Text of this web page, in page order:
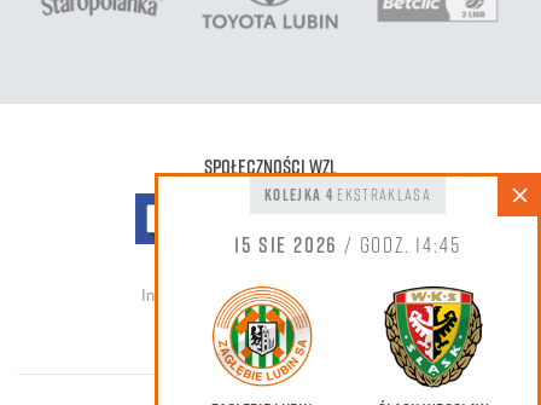
Społeczności WZL
Informacja do zdjęć oraz nagrań wideo
kolejka 4 Ekstraklasa
15 sie 2026/ godz. 14:45